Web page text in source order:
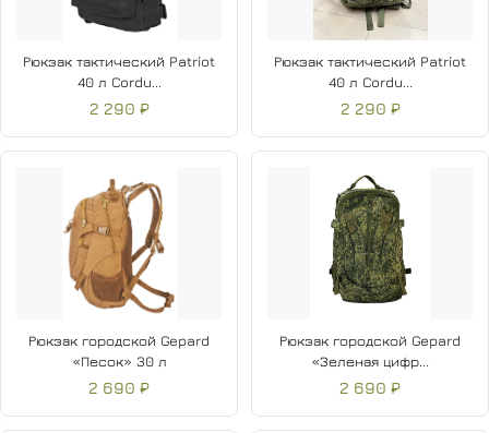
Рюкзак тактический Patriot
40 л Cordu...
2 290 ₽
Рюкзак тактический Patriot
40 л Cordu...
2 290 ₽
Рюкзак городской Gepard
«Песок» 30 л
2 690 ₽
Рюкзак городской Gepard
«Зеленая цифр...
2 690 ₽